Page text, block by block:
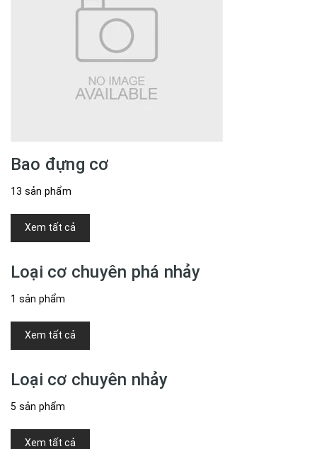
Bao đựng cơ
13 sản phẩm
Xem tất cả
Loại cơ chuyên phá nhảy
1 sản phẩm
Xem tất cả
Loại cơ chuyên nhảy
5 sản phẩm
Xem tất cả